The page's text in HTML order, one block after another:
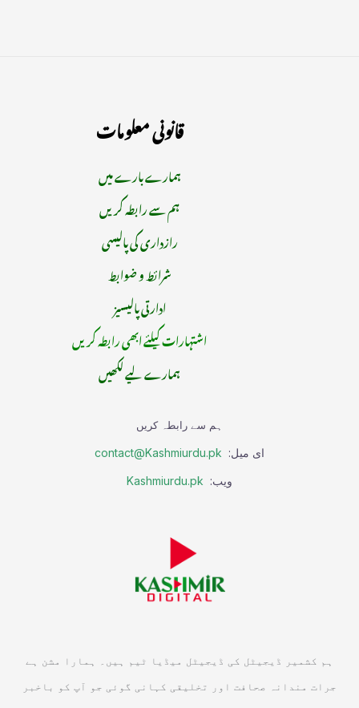
قانونی معلومات
ہمارے بارے میں
ہم سے رابطہ کریں
رازداری کی پالیسی
شرائط و ضوابط
ادارتی پالیسیز
اشتہارات کیلئے ابھی رابطہ کریں
ہمارے لیے لکھیں
ہم سے رابطہ کریں
ای میل: contact@Kashmiurdu.pk
ویب: Kashmiurdu.pk
ہم کشمیر ڈیجیٹل کی ڈیجیٹل میڈیا ٹیم ہیں۔ ہمارا مشن ہے
جرات مندانہ صحافت اور تخلیقی کہانی گوئی جو آپ کو باخبر